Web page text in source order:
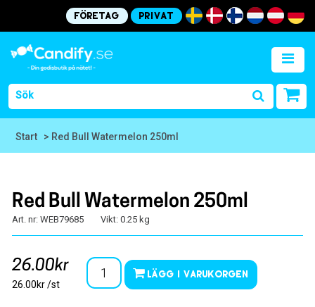
Företag Privat
Start > Red Bull Watermelon 250ml
Red Bull Watermelon 250ml
Art. nr: WEB79685 Vikt: 0.25 kg
26.00kr
26.00kr /st
Lägg i varukorgen